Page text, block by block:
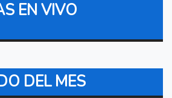
EN VIVO
DEL MES